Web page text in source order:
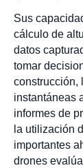
Sus
cálculo de
datos
tomar
construcción,
instantáneas
informes de
la utilización
importantes
drones